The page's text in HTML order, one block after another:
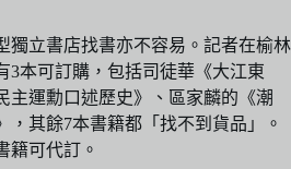
獨立書店找書亦不容易。記者在榆林
3本可訂購，包括司徒華《大江東
主運勳口述歷史》、區家麟的《潮
，其餘7本書籍都「找不到貨品」。
籍可代訂。